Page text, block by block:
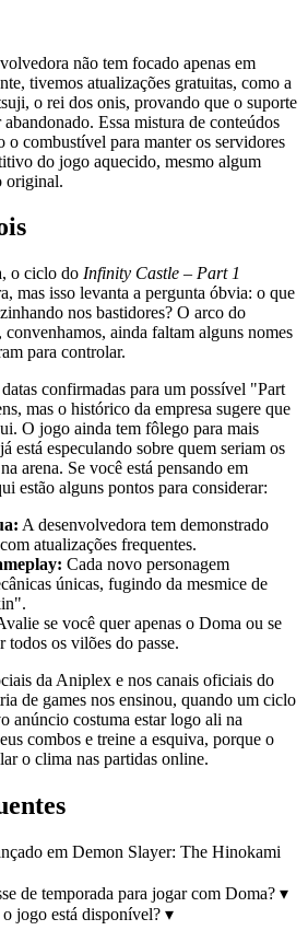
não tem focado apenas em
tivemos atualizações gratuitas, como a
o rei dos onis, provando que o suporte
Essa mistura de conteúdos
o combustível para manter os servidores
do jogo aquecido, mesmo algum
original.
o ciclo do Infinity Castle – Part 1
mas isso levanta a pergunta óbvia: o que
nos bastidores? O arco do
ainda faltam alguns nomes
para controlar.
confirmadas para um possível "Part
mas o histórico da empresa sugere que
O jogo ainda tem fôlego para mais
está especulando sobre quem seriam os
arena. Se você está pensando em
estão alguns pontos para considerar:
A desenvolvedora tem demonstrado
atualizações frequentes.
Cada novo personagem
únicas, fugindo da mesmice de
se você quer apenas o Doma ou se
todos os vilões do passe.
da Aniplex e nos canais oficiais do
de games nos ensinou, quando um ciclo
anúncio costuma estar logo ali na
combos e treine a esquiva, porque o
o clima nas partidas online.
em Demon Slayer: The Hinokami
de temporada para jogar com Doma? ▾
jogo está disponível? ▾